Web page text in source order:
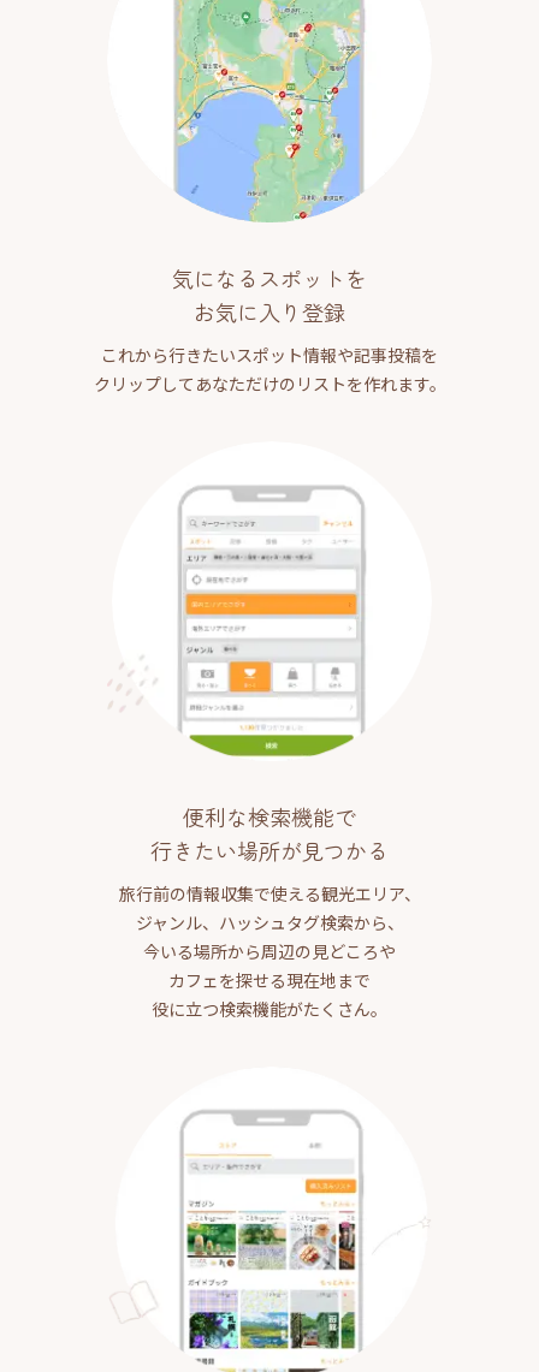
気になるスポットを
お気に入り登録
これから行きたいスポット情報や記事投稿を
クリップしてあなただけのリストを作れます。
便利な検索機能で
行きたい場所が見つかる
旅行前の情報収集で使える観光エリア、
ジャンル、ハッシュタグ検索から、
今いる場所から周辺の見どころや
カフェを探せる現在地まで
役に立つ検索機能がたくさん。